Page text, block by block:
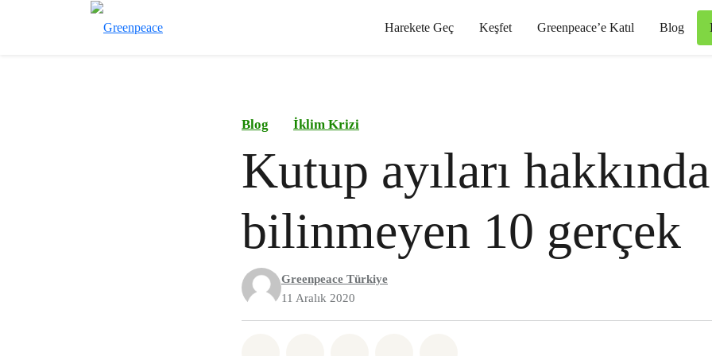
Harekete Geç Keşfet Greenpeace’e Katıl Blog
Blog İklim Krizi
Kutup ayıları hakkında
bilinmeyen 10 gerçek
Greenpeace Türkiye
11 Aralık 2020